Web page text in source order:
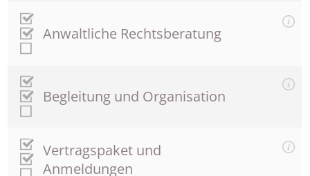
Anwaltliche Rechtsberatung
Begleitung und Organisation
Vertragspaket und
Anmeldungen